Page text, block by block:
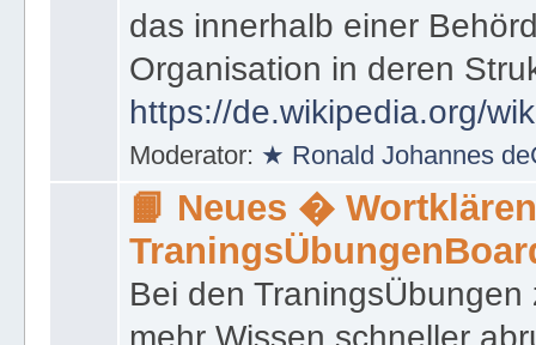
das innerhalb einer
Organisation in deren
https://de.wikipedia.org/
Moderator: ★ Ronald Johannes
📙 Neues �
Bei den
mehr Wissen schneller